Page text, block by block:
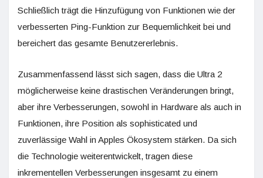
Schließlich trägt die Hinzufügung von Funktionen wie der
verbesserten Ping-Funktion zur Bequemlichkeit bei und
bereichert das gesamte Benutzererlebnis.
Zusammenfassend lässt sich sagen, dass die Ultra 2
möglicherweise keine drastischen Veränderungen bringt,
aber ihre Verbesserungen, sowohl in Hardware als auch in
Funktionen, ihre Position als sophisticated und
zuverlässige Wahl in Apples Ökosystem stärken. Da sich
die Technologie weiterentwickelt, tragen diese
inkrementellen Verbesserungen insgesamt zu einem